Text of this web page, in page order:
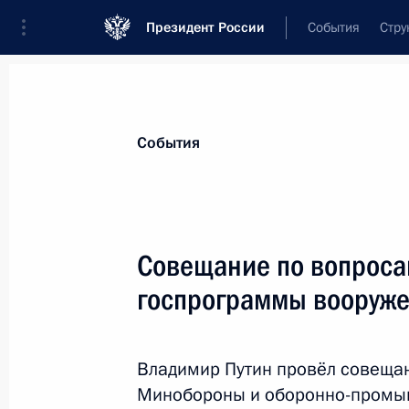
Президент России События
штабов территориальной обороны
27 июля 2017 года, 13:20
События
Совещание по
госпрограммы
Владимир Путин провёл
Минобороны и оборонно-